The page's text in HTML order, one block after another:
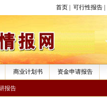
首页 可行性报告
商业计划书 资金申请报告
报告